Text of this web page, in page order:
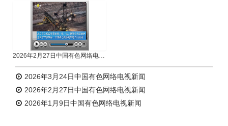
2026年2月27日中国有色网络电视新闻
2026年3月24日中国有色网络电视新闻
2026年2月27日中国有色网络电视新闻
2026年1月9日中国有色网络电视新闻